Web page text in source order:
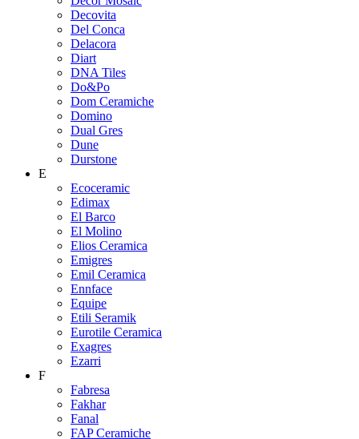
Decovita
Del Conca
Delacora
Diart
DNA Tiles
Do&Po
Dom Ceramiche
Domino
Dual Gres
Dune
Durstone
E
Ecoceramic
Edimax
El Barco
El Molino
Elios Ceramica
Emigres
Emil Ceramica
Ennface
Equipe
Etili Seramik
Eurotile Ceramica
Exagres
Ezarri
F
Fabresa
Fakhar
Fanal
FAP Ceramiche